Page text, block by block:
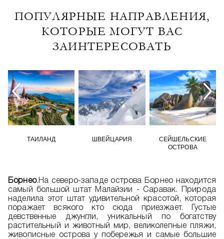
ПОПУЛЯРНЫЕ НАПРАВЛЕНИЯ,
КОТОРЫЕ МОГУТ ВАС
ЗАИНТЕРЕСОВАТЬ
ТАИЛАНД ШВЕЙЦАРИЯ
СЕЙШЕЛЬСКИЕ
ОСТРОВА
Борнео.На северо-западе острова Борнео находится
самый большой штат Малайзии - Саравак. Природа
наделила этот штат удивительной красотой, которая
поражает всякого кто сюда приезжает. Густые
девственные джунгли, уникальный по богатству
растительный и животный мир, великолепные пляжи,
живописные острова у побережья и самые большие